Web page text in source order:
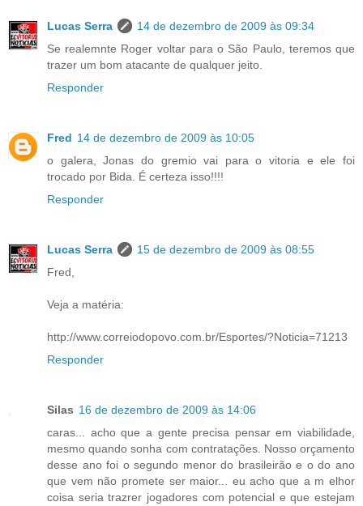
Lucas Serra
14 de dezembro de 2009 às 09:34
Se realemnte Roger voltar para o São Paulo, teremos que
trazer um bom atacante de qualquer jeito.
Responder
Fred 14 de dezembro de 2009 às 10:05
o galera, Jonas do gremio vai para o vitoria e ele foi
trocado por Bida. É certeza isso!!!!
Responder
Lucas Serra
15 de dezembro de 2009 às 08:55
Fred,
Veja a matéria:
http://www.correiodopovo.com.br/Esportes/?Noticia=71213
Responder
Silas 16 de dezembro de 2009 às 14:06
caras... acho que a gente precisa pensar em viabilidade,
mesmo quando sonha com contratações. Nosso orçamento
desse ano foi o segundo menor do brasileirão e o do ano
que vem não promete ser maior... eu acho que a m elhor
coisa seria trazrer jogadores com potencial e que estejam